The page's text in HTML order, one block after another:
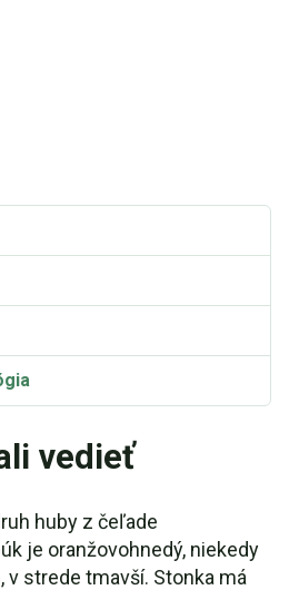
vedieť
huby z čeľade
je oranžovohnedý, niekedy
v strede tmavší. Stonka má